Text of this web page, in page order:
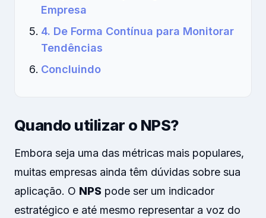
Empresa
4. De Forma Contínua para Monitorar
Tendências
Concluindo
Quando utilizar o NPS?
Embora seja uma das métricas mais populares,
muitas empresas ainda têm dúvidas sobre sua
aplicação. O NPS pode ser um indicador
estratégico e até mesmo representar a voz do